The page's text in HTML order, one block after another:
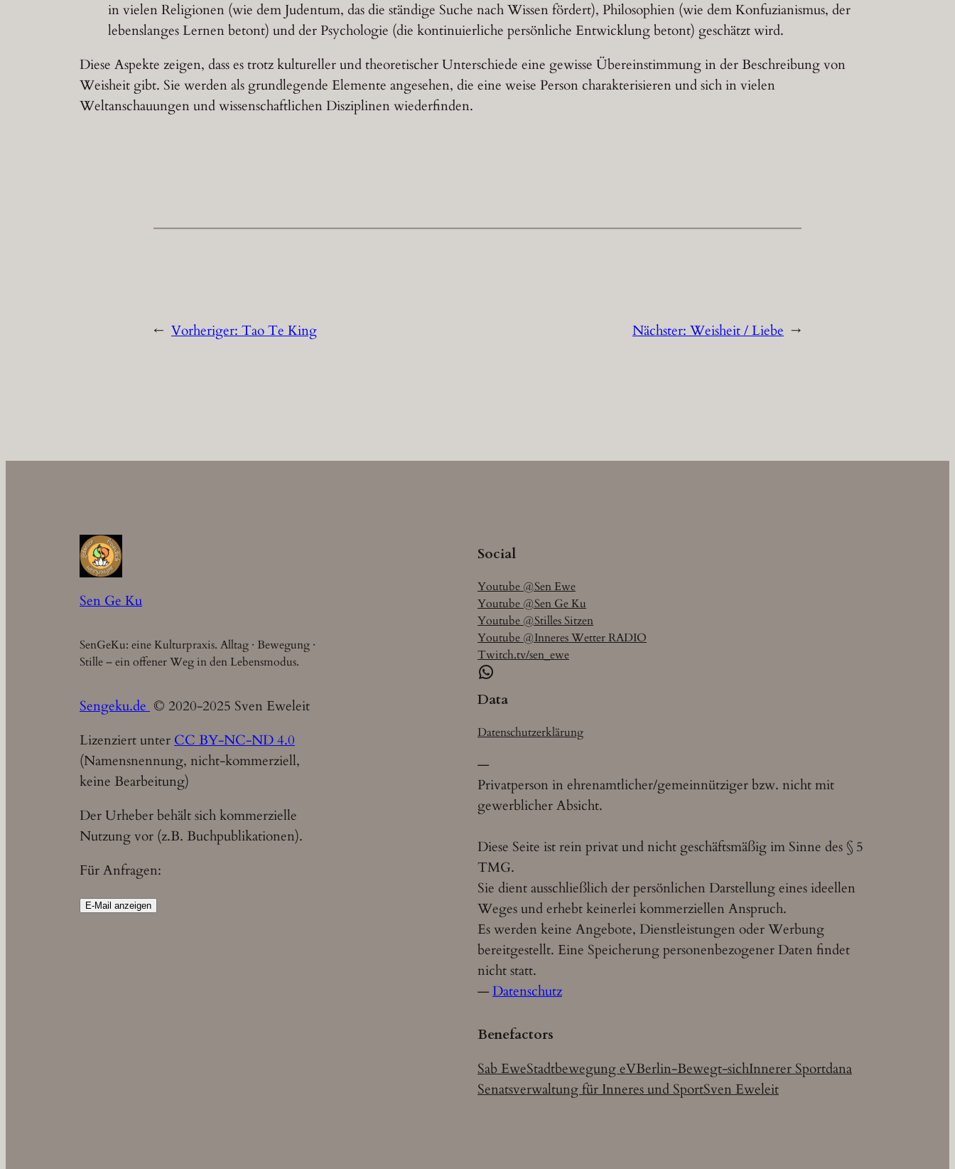
in vielen Religionen (wie dem Judentum, das die ständige Suche nach Wissen fördert), Philosophien (wie dem Konfuzianismus, der
lebenslanges Lernen betont) und der Psychologie (die kontinuierliche persönliche Entwicklung betont) geschätzt wird.
Diese Aspekte zeigen, dass es trotz kultureller und theoretischer Unterschiede eine gewisse Übereinstimmung in der Beschreibung von
Weisheit gibt. Sie werden als grundlegende Elemente angesehen, die eine weise Person charakterisieren und sich in vielen
Weltanschauungen und wissenschaftlichen Disziplinen wiederfinden.
← Vorheriger: Tao Te King Nächster: Weisheit / Liebe →
Sen Ge Ku
SenGeKu: eine Kulturpraxis. Alltag · Bewegung ·
Stille – ein offener Weg in den Lebensmodus.
Sengeku.de © 2020-2025 Sven Eweleit
Lizenziert unter CC BY-NC-ND 4.0
(Namensnennung, nicht-kommerziell,
keine Bearbeitung)
Der Urheber behält sich kommerzielle
Nutzung vor (z.B. Buchpublikationen).
Für Anfragen:
E-Mail anzeigen
Social
Youtube @Sen Ewe
Youtube @Sen Ge Ku
Youtube @Stilles Sitzen
Youtube @Inneres Wetter RADIO
Twitch.tv/sen_ewe
WhatsApp
Data
Datenschutzerklärung
—
Privatperson in ehrenamtlicher/gemeinnütziger bzw. nicht mit
gewerblicher Absicht.
Diese Seite ist rein privat und nicht geschäftsmäßig im Sinne des § 5
TMG.
Sie dient ausschließlich der persönlichen Darstellung eines ideellen
Weges und erhebt keinerlei kommerziellen Anspruch.
Es werden keine Angebote, Dienstleistungen oder Werbung
bereitgestellt. Eine Speicherung personenbezogener Daten findet
nicht statt.
—Datenschutz
Benefactors
Sab EweStadtbewegung eVBerlin-Bewegt-sichInnerer Sportdana
Senatsverwaltung für Inneres und SportSven Eweleit